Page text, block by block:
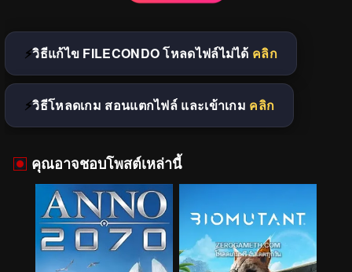
วิธีแก้ไข FILECONDO โหลดไฟล์ไม่ได้ คลิก
วิธีโหลดเกม สอนแตกไฟล์ และเข้าเกม คลิก
คุณอาจชอบโพสต์เหล่านี้